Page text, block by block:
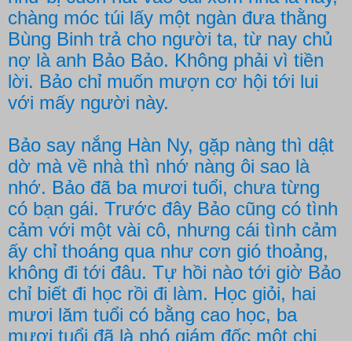
chàng móc túi lấy một ngàn đưa thằng
Bùng Binh trả cho người ta, từ nay chủ
nợ là anh Bảo Bảo. Không phải vì tiền
lời. Bảo chỉ muốn mượn cơ hội tới lui
với mấy người này.
Bảo say nắng Hàn Ny, gặp nàng thì dật
dờ mà về nhà thì nhớ nàng ôi sao là
nhớ. Bảo đã ba mươi tuổi, chưa từng
có bạn gái. Trước đây Bảo cũng có tình
cảm với một vài cô, nhưng cái tình cảm
ấy chỉ thoáng qua như cơn gió thoảng,
không đi tới đâu. Tự hồi nào tới giờ Bảo
chỉ biết đi học rồi đi làm. Học giỏi, hai
mươi lăm tuổi có bằng cao học, ba
mươi tuổi đã là phó giám đốc một chi